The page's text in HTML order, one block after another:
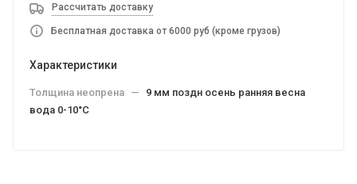
Рассчитать доставку
Бесплатная доставка от 6000 руб (кроме грузов)
Характеристики
Толщина неопрена —
9 мм поздн осень ранняя весна
вода 0-10°C